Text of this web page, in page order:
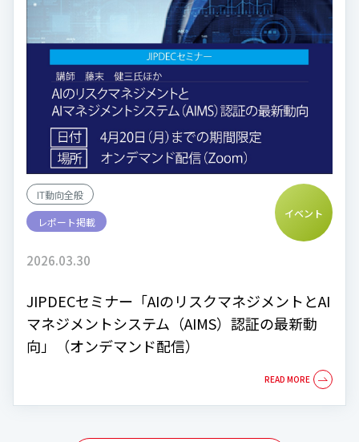
IT動向全般
レポート掲載
イベント
2026.03.30
JIPDECセミナー「AIのリスクマネジメントとAI
マネジメントシステム（AIMS）認証の最新動
向」（オンデマンド配信）